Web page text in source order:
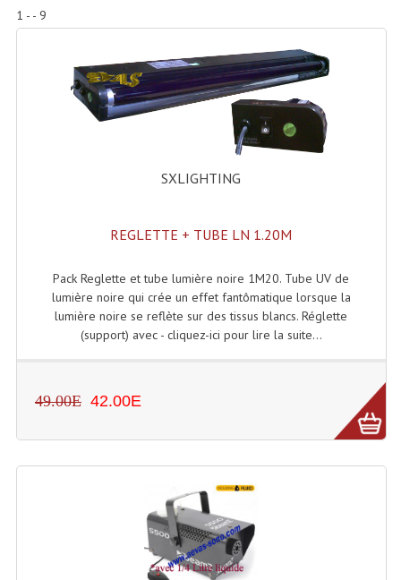
Accessoires Pieds Cellules Diamants
Accessoires Enceintes
Accessoires Micro, Pieds De Régie
Diamants
Amplificateurs
Egaliseur Egaliseurs
Enceintes Et Caissons Basses
Packs Sono
1 - - 9
SXLIGHTING
REGLETTE + TUBE LN 1.20M
Pack Reglette et tube lumière noire 1M20. Tube UV de
lumière noire qui crée un effet fantômatique lorsque la
lumière noire se reflète sur des tissus blancs. Réglette
(support) avec - cliquez-ici pour lire la suite...
49.00E 42.00E